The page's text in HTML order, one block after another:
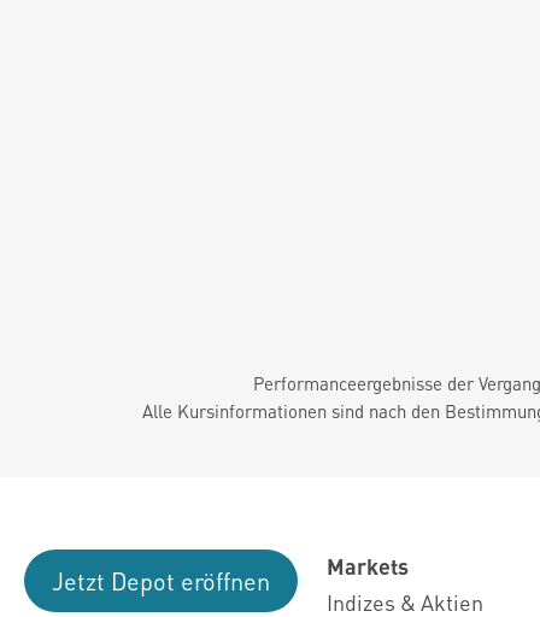
Performanceergebnisse der
Alle Kursinformationen sind nach den
Jetzt Depot eröffnen
Markets
Indizes & Aktien